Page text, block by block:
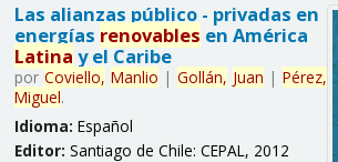
Las alianzas público - privadas en
energías renovables en América
Latina y el Caribe
por Coviello, Manlio | Gollán, Juan | Pérez,
Miguel.
Idioma: Español
Editor: Santiago de Chile: CEPAL, 2012